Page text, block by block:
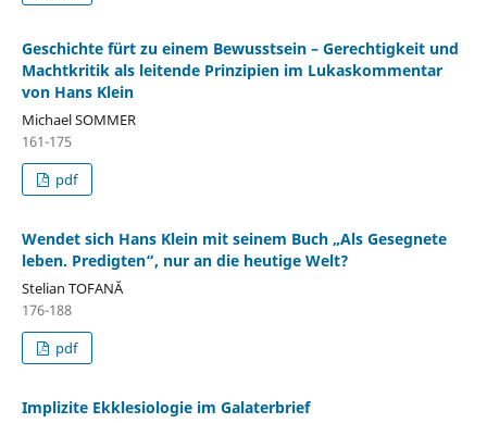
Geschichte fürt zu einem Bewusstsein – Gerechtigkeit und
Machtkritik als leitende Prinzipien im Lukaskommentar
von Hans Klein
Michael SOMMER
161-175
pdf
Wendet sich Hans Klein mit seinem Buch „Als Gesegnete
leben. Predigten“, nur an die heutige Welt?
Stelian TOFANĂ
176-188
pdf
Implizite Ekklesiologie im Galaterbrief